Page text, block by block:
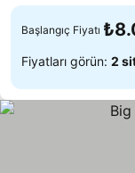
Başlangıç Fiyatı
Fiyatları görün: 2